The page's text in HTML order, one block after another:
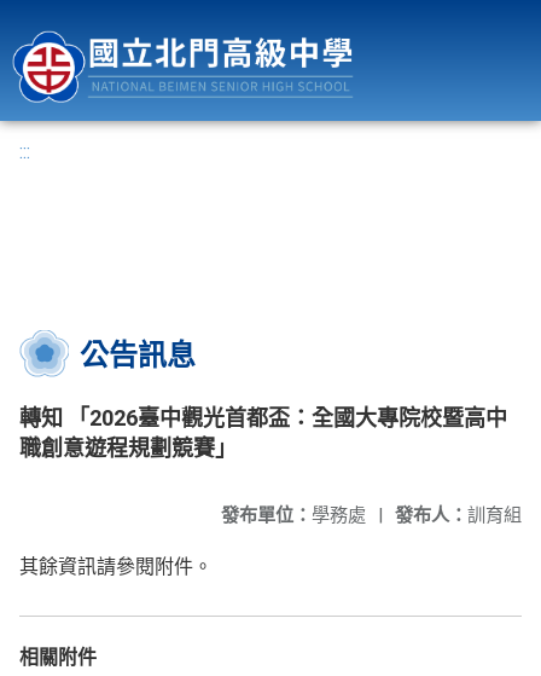
:::
公告訊息
轉知 「2026臺中觀光首都盃：全國大專院校暨高中
職創意遊程規劃競賽」
發布人： 訓育組
發布單位： 學務處 |
其餘資訊請參閱附件。
相關附件